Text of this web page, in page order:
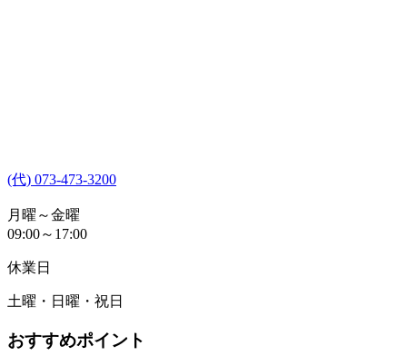
(代) 073-473-3200
月曜～金曜
09:00～17:00
休業日
土曜・日曜・祝日
おすすめポイント